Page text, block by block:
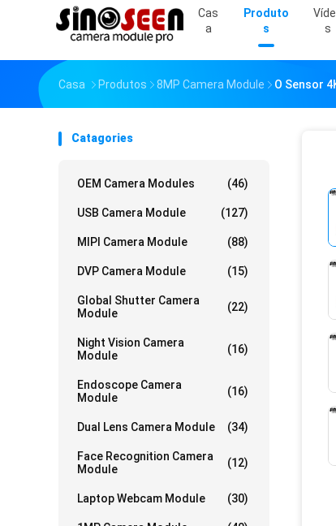
Cas
A
Produto
S
S
Casa Produtos 8MP Camera Module O Sensor
Catagories
OEM Camera Modules (46)
USB Camera Module (127)
MIPI Camera Module (88)
DVP Camera Module (15)
Global Shutter Camera
Module
(22)
Night Vision Camera
Module
(16)
Endoscope Camera
Module
(16)
Dual Lens Camera Module (34)
Face Recognition Camera
Module
(12)
Laptop Webcam Module (30)